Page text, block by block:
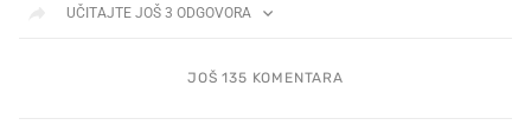
UČITAJTE JOŠ 3 ODGOVORA
JOŠ 135 KOMENTARA